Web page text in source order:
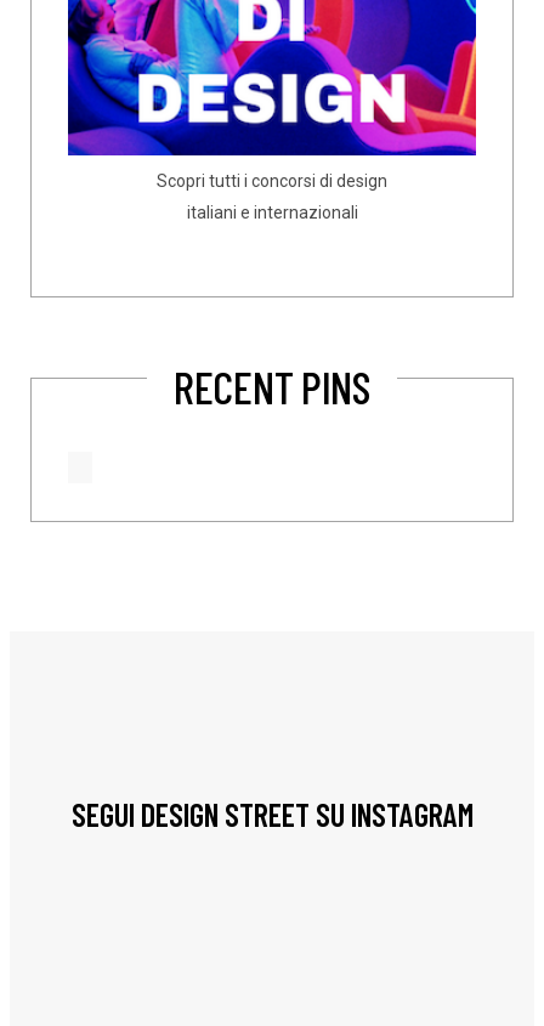
Scopri tutti i concorsi di design
italiani e internazionali
RECENT PINS
SEGUI DESIGN STREET SU INSTAGRAM